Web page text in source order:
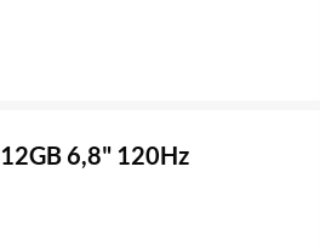
6,8" 120Hz